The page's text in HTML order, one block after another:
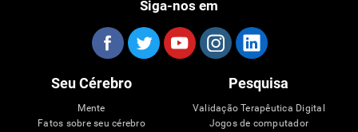
Siga-nos em
Seu Cérebro
Mente
Fatos sobre seu cérebro
Pesquisa
Validação Terapêutica Digital
Jogos de computador